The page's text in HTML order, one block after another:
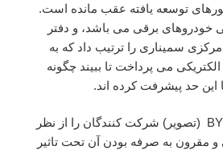
توسعه یافته عقب مانده است.
خودروهای برقی می باشد، و دفتر
سمیناری را ترتیب داد که به
می پرداخت تا ببیند چگونه
این حد پیشرفت کرده اند.
در این سمینار BYD Atto 3 (تصویر) شرکت کنندگان را از نظر
به صرفه بودن آن تحت تاثیر